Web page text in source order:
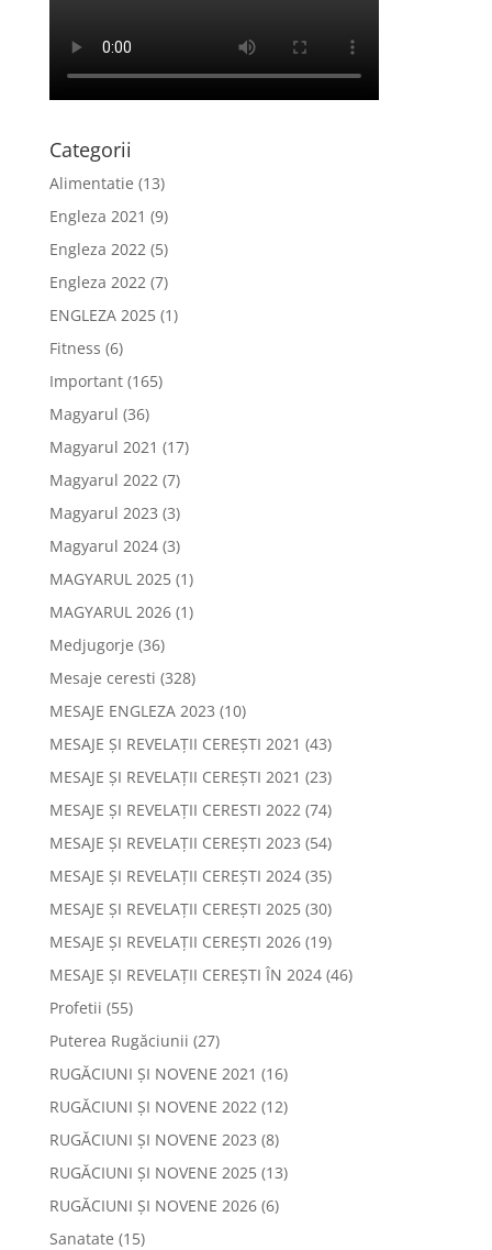
Categorii
Alimentatie (13)
Engleza 2021 (9)
Engleza 2022(5)
Engleza 2022(7)
ENGLEZA 2025(1)
Fitness (6)
Important(165)
Magyarul (36)
Magyarul 2021 (17)
Magyarul 2022(7)
Magyarul 2023 (3)
Magyarul 2024(3)
MAGYARUL 2025(1)
MAGYARUL 2026(1)
Medjugorje (36)
Mesaje ceresti (328)
MESAJE ENGLEZA 2023 (10)
MESAJE ȘI REVELAȚII CEREȘTI 2021 (43)
MESAJE ȘI REVELAȚII CEREȘTI 2021 (23)
MESAJE ȘI REVELAȚII CERESTI 2022(74)
MESAJE ȘI REVELAȚII CEREȘTI 2023 (54)
MESAJE ȘI REVELAȚII CEREȘTI 2024(35)
MESAJE ȘI REVELAȚII CEREȘTI 2025(30)
MESAJE ȘI REVELAȚII CEREȘTI 2026(19)
MESAJE ȘI REVELAȚII CEREȘTI ÎN 2024(46)
Profetii (55)
Puterea Rugăciunii (27)
RUGĂCIUNI ȘI NOVENE 2021 (16)
RUGĂCIUNI ȘI NOVENE 2022(12)
RUGĂCIUNI ȘI NOVENE 2023 (8)
RUGĂCIUNI ȘI NOVENE 2025(13)
RUGĂCIUNI ȘI NOVENE 2026(6)
Sanatate (15)